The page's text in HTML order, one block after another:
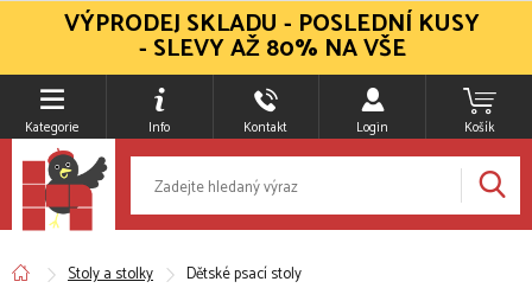
Kategorie Info Kontakt Login Košík
Stoly a stolky Dětské psací stoly
VÝPRODEJ SKLADU - POSLEDNÍ KUSY
- SLEVY AŽ 80% NA VŠE